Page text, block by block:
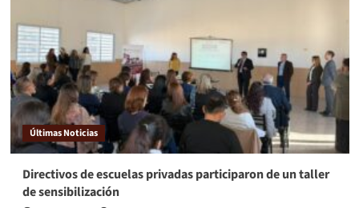
Últimas Noticias
Directivos de escuelas privadas participaron de un taller
de sensibilización